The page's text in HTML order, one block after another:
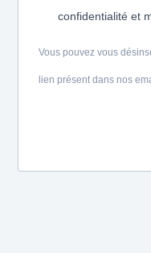
confidentialité et
Vous pouvez vous
lien présent dans nos